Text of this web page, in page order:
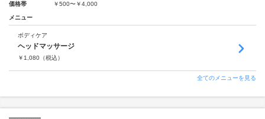
価格帯
￥500〜￥4,000
メニュー
ボディケア
ヘッドマッサージ
￥ 1,080 （税込）
全てのメニューを見る